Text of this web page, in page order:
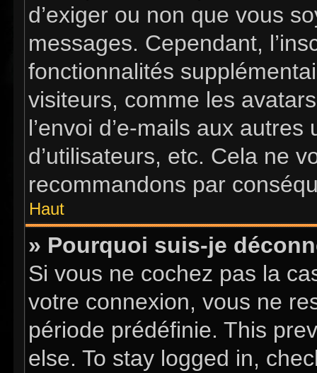
d’exiger ou non que vous
messages. Cependant,
fonctionnalités
visiteurs, comme les
l’envoi d’e-mails aux
d’utilisateurs, etc. Cela ne
recommandons par
Haut
» Pourquoi suis-je
Si vous ne cochez pas la
votre connexion, vous ne
période prédéfinie. This
else. To stay logged in,